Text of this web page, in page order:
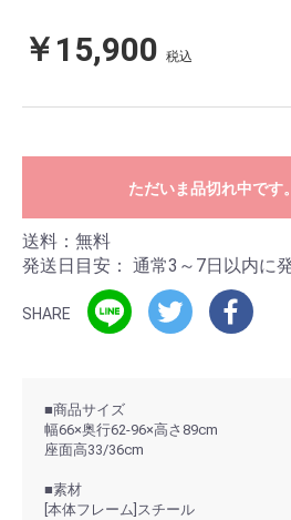
￥15,900 税込
ただいま品切れ中です。
送料：無料
発送日目安： 通常3～7日以内に
SHARE
■商品サイズ
幅66×奥行62-96×高さ89cm
座面高33/36cm
■素材
[本体フレーム]スチール